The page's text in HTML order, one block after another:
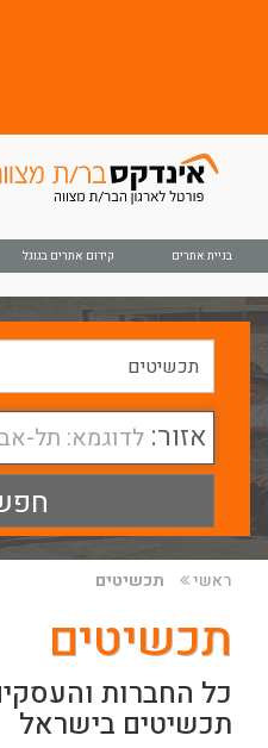
בניית אתרים קידום אתרים בגוגל
אזור: לדוגמא: תל-
ראשי תכשיטים
תכשיטים
כל החברות
תכשיטים בישראל